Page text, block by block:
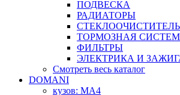
ПОДВЕСКА
РАДИАТОРЫ
СТЕКЛООЧИСТИТЕЛЬ
ТОРМОЗНАЯ
ФИЛЬТРЫ
ЭЛЕКТРИКА И
Смотреть весь каталог
DOMANI
кузов: MA4